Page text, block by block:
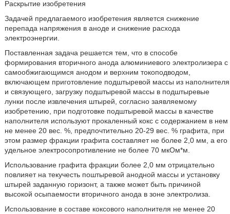
Раскрытие изобретения
Задачей предлагаемого изобретения является снижение
перепада напряжения в аноде и снижение расхода
электроэнергии.
Поставленная задача решается тем, что в способе
формирования вторичного анода алюминиевого электролизера с
самообжигающимся анодом и верхним токоподводом,
включающем приготовление подштыревой массы из наполнителя
и связующего, загрузку подштыревой массы в подштыревые
лунки после извлечения штырей, согласно заявляемому
изобретению, при подготовке подштыревой массы в качестве
наполнителя используют прокаленный кокс с содержанием в нем
не менее 20 вес. %, предпочтительно 20-29 вес. % графита, при
этом размер фракции графита составляет не более 2,0 мм, а его
удельное электросопротивление не более 70 мкОм*м.
Использование графита фракции более 2,0 мм отрицательно
повлияет на текучесть поштыревой анодной массы и установку
штырей заданную горизонт, а также может быть причиной
высокой осыпаемости вторичного анода в зоне электролиза.
Использование в составе коксового наполнителя не менее 20